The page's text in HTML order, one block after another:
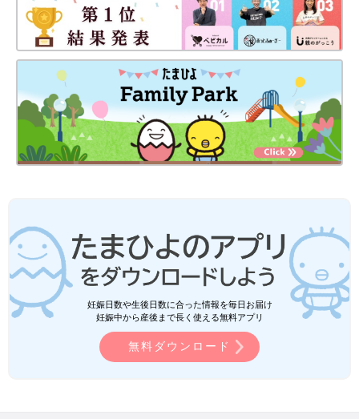
あんしん漢方 管理栄養士
小原水月（おはらみづき）
管理栄養士・健康食育シニアマスター。社員食堂で300以上の料
理を修得、ダイエット合宿所・特定保健検診の業務に携わり600
人以上の食事と生活習慣改善を個別サポート。自身の出産後の体
調不良から食事と漢方で体調改善/増進の経験を生かし、栄養学
と漢方を合わせたサポートを得意とする。「心も体も食べたもの
妊娠日数や生後日数に合った情報を毎日お届け
妊娠中から産後まで長く使える無料アプリ
無料ダウンロード